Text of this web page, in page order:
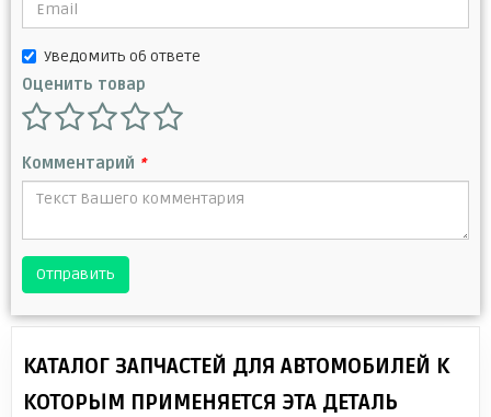
Уведомить об ответе
Оценить товар
Комментарий *
Отправить
КАТАЛОГ ЗАПЧАСТЕЙ ДЛЯ АВТОМОБИЛЕЙ К
КОТОРЫМ ПРИМЕНЯЕТСЯ ЭТА ДЕТАЛЬ